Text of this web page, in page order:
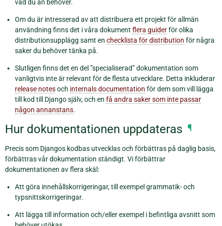
vad du än behöver.
Om du är intresserad av att distribuera ett projekt för allmän
användning finns det i våra dokument flera guiderför olika
distributionsupplägg samt en checklista för distribution för några
saker du behöver tänka på.
Slutligen finns det en del ”specialiserad” dokumentation som
vanligtvis inte är relevant för de flesta utvecklare. Detta inkluderar
release notesoch internals documentation för dem som vill lägga
till kod till Django själv, och en få andra saker som inte passar
någon annanstans.
Hur dokumentationen uppdateras ¶
Precis som Djangos kodbas utvecklas och förbättras på daglig basis,
förbättras vår dokumentation ständigt. Vi förbättrar
dokumentationen av flera skäl:
Att göra innehållskorrigeringar, till exempel grammatik- och
typsnittskorrigeringar.
Att lägga till information och/eller exempel i befintliga avsnitt som